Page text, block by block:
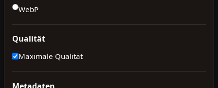
WebP
Qualität
Maximale Qualität
Metadaten